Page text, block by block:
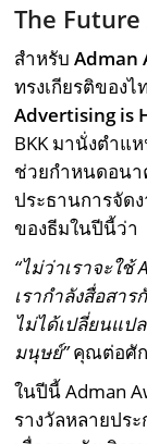
The
สำหรับAdman
ทรงเกียรติของ
Advertising is
BKK มานั่งตำแ
ช่วยกำหนดอนา
ประธานการจัด
ของธีมในปีนี้ว่า
“ไม่ว่าเราจะใช้
เรากำลังสื่อสาร
ไม่ได้เปลี่ยนแป
มนุษย์”คุณต่อศั
ในปีนี้ Adman
รางวัลหลายปร